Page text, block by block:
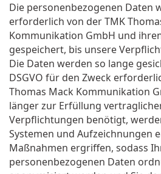
Die personenbezogenen Daten
erforderlich von der TMK
Kommunikation GmbH und
gespeichert, bis unsere
Die Daten werden so lange
DSGVO für den Zweck
Thomas Mack Kommunikation
länger zur Erfüllung
Verpflichtungen benötigt,
Systemen und Aufzeichnungen
Maßnahmen ergriffen, sodass
personenbezogenen Daten